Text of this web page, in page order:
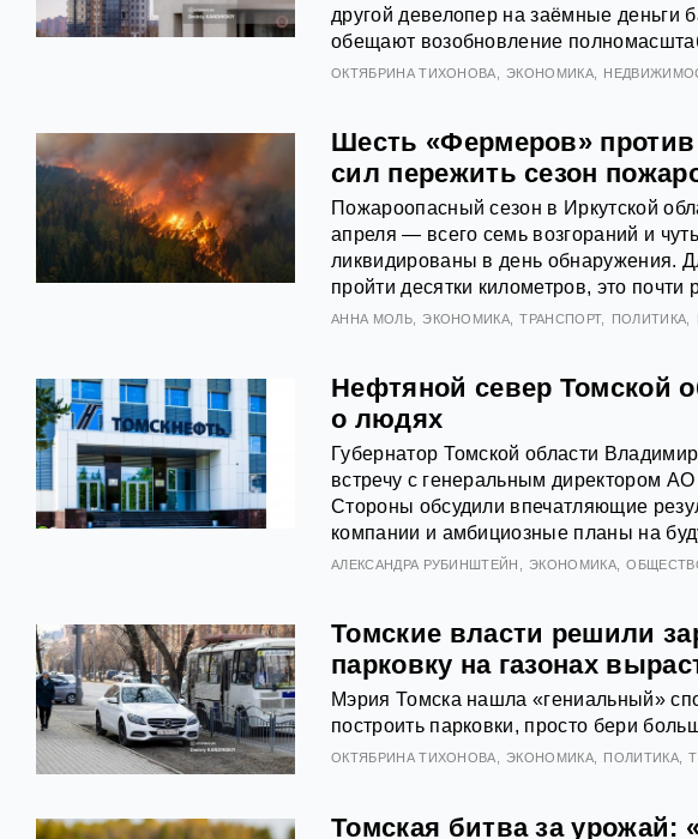
другой девелопер на заёмные деньги
обещают возобновление
ОКТЯБРИНА ТИХОНОВА ЭКОНОМИКА
Шесть «Фермеров»
сил пережить сезон
Пожароопасный сезон в Иркутской
апреля — всего семь возгораний и
ликвидированы в день обнаружения.
пройти десятки километров, это
АННА МОЛЬ ЭКОНОМИКА ТРАНСПОРТ ПОЛИТИКА
Нефтяной север Томской
о людях
Губернатор Томской области
встречу с генеральным директором
Стороны обсудили впечатляющие
компании и амбициозные планы на
АЛЕКСАНДРА РУБИНШТЕЙН ЭКОНОМИКА
Томские власти решили
парковку на газонах
Мэрия Томска нашла «гениальный»
построить парковки, просто бери
ОКТЯБРИНА ТИХОНОВА ЭКОНОМИКА ПОЛИТИКА
Томская битва за урожай: